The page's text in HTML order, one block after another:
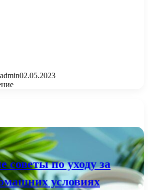
admin02.05.2023
по уходу за
условиях